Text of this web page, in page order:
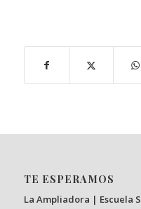
TE ESPERAMOS
La Ampliadora | Escuela